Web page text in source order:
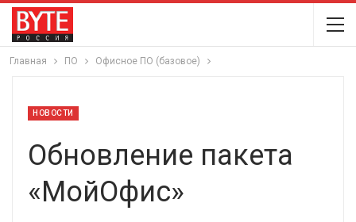
Главная ПО Офисное ПО (базовое)
НОВОСТИ
Обновление пакета
«МойОфис»